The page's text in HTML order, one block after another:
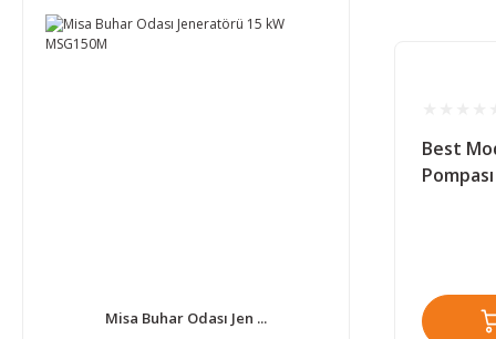
Misa Buhar Odası Jen ...
Best